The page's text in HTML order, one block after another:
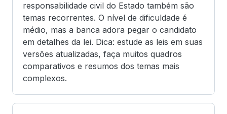
responsabilidade civil do Estado também são
temas recorrentes. O nível de dificuldade é
médio, mas a banca adora pegar o candidato
em detalhes da lei. Dica: estude as leis em suas
versões atualizadas, faça muitos quadros
comparativos e resumos dos temas mais
complexos.